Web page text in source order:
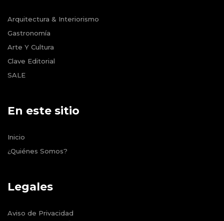
Arquitectura & Interiorismo
Gastronomía
Arte Y Cultura
Clave Editorial
SALE
En este sitio
Inicio
¿Quiénes Somos?
Legales
Aviso de Privacidad